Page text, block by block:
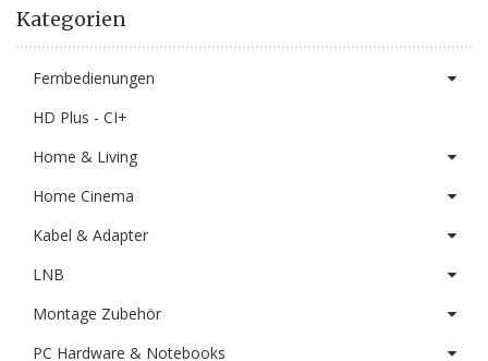
Kategorien
Fernbedienungen
HD Plus - CI+
Home & Living
Home Cinema
Kabel & Adapter
LNB
Montage Zubehör
PC Hardware & Notebooks